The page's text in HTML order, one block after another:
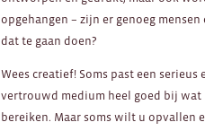
opgehangen – zijn er genoeg mensen
dat te gaan doen?
Wees creatief! Soms past een serieus
vertrouwd medium heel goed bij
bereiken. Maar soms wilt u opvallen